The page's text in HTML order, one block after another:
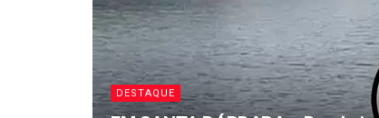
DESTAQUE